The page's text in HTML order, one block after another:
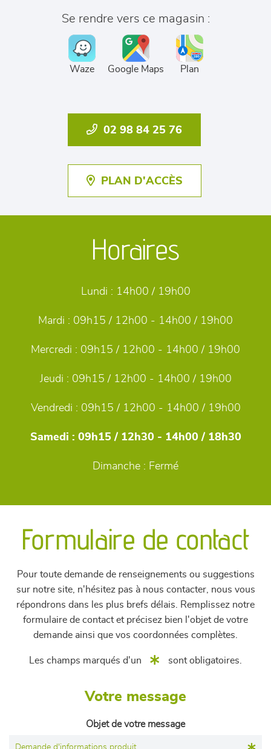
Se rendre vers ce magasin :
Waze Google Maps Plan
02 98 84 25 76
PLAN D'ACCÈS
Horaires
Lundi : 14h00 / 19h00
Mardi : 09h15 / 12h00 - 14h00 / 19h00
Mercredi : 09h15 / 12h00 - 14h00 / 19h00
Jeudi : 09h15 / 12h00 - 14h00 / 19h00
Vendredi : 09h15 / 12h00 - 14h00 / 19h00
Samedi : 09h15 / 12h30 - 14h00 / 18h30
Dimanche : Fermé
Formulaire de contact
Pour toute demande de renseignements ou suggestions
sur notre site, n'hésitez pas à nous contacter, nous vous
répondrons dans les plus brefs délais. Remplissez notre
formulaire de contact et précisez bien l'objet de votre
demande ainsi que vos coordonnées complètes.
Les champs marqués d'un sont obligatoires.
Votre message
Objet de votre message